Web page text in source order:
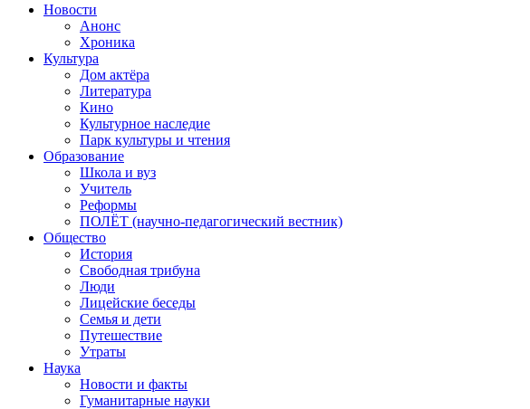
Новости
Анонс
Хроника
Культура
Дом актёра
Литература
Кино
Культурное наследие
Парк культуры и чтения
Образование
Школа и вуз
Учитель
Реформы
ПОЛЁТ (научно-педагогический вестник)
Общество
История
Свободная трибуна
Люди
Лицейские беседы
Семья и дети
Путешествие
Утраты
Наука
Новости и факты
Гуманитарные науки